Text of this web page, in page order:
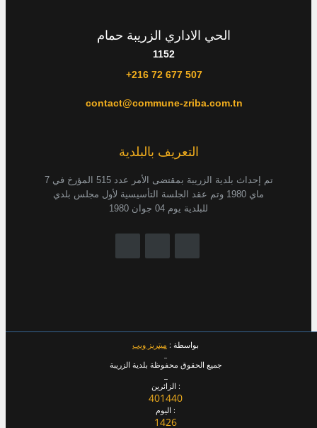
الحي الاداري الزريبة حمام
1152
+216 72 677 507
contact@commune-zriba.com.tn
التعريف بالبلدية
تم إحداث بلدية الزريبة بمقتضى الأمر عدد 515 المؤرخ في 7
ماي 1980 وتم عقد الجلسة التأسيسية لأول مجلس بلدي
للبلدية يوم 04 جوان 1980
بواسطة : ميتريز ويب
جميع الحقوق محفوظة بلدية الزريبة
الزائرين :
401440
اليوم :
1426